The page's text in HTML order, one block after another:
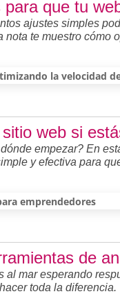
que tu
ajustes simples
te muestro cómo
la velocidad
web si
empezar? En
y efectiva para
emprendedores
de
mar esperando
toda la diferencia.